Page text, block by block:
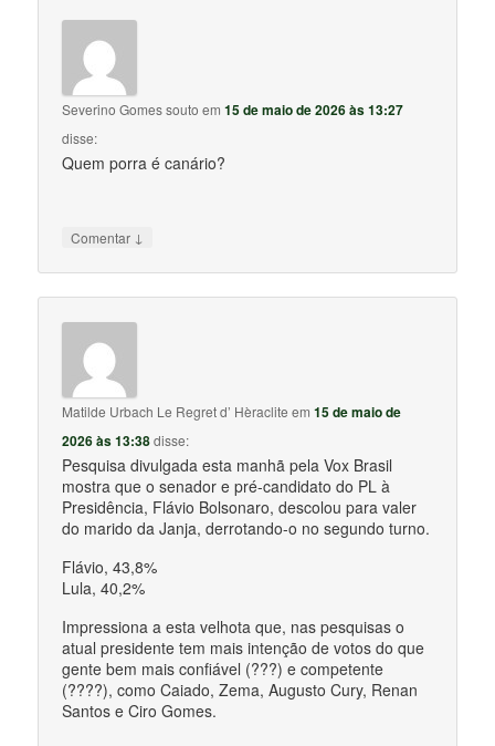
Severino Gomes souto em15 de maio de 2026 às 13:27
disse:
Quem porra é canário?
Comentar ↓
Matilde Urbach Le Regret d’ Hèraclite em15 de maio de
2026 às 13:38disse:
Pesquisa divulgada esta manhã pela Vox Brasil
mostra que o senador e pré-candidato do PL à
Presidência, Flávio Bolsonaro, descolou para valer
do marido da Janja, derrotando-o no segundo turno.
Flávio, 43,8%
Lula, 40,2%
Impressiona a esta velhota que, nas pesquisas o
atual presidente tem mais intenção de votos do que
gente bem mais confiável (???) e competente
(????), como Caiado, Zema, Augusto Cury, Renan
Santos e Ciro Gomes.